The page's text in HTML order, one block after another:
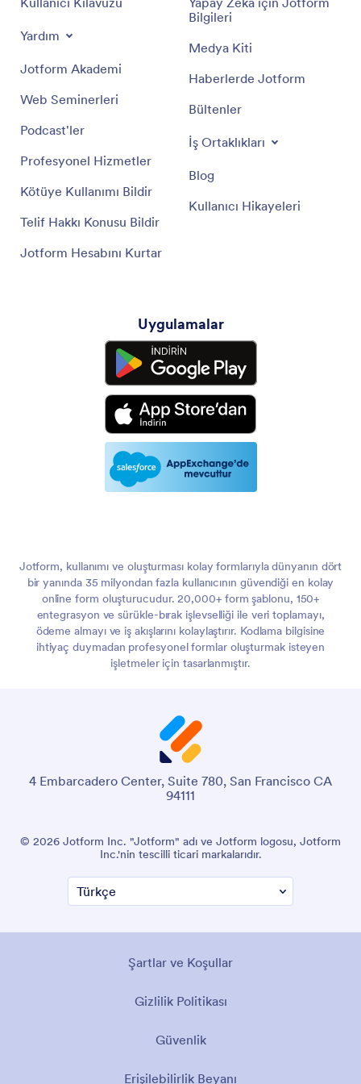
Yardım
Jotform Akademi
Web Seminerleri
Podcast'ler
Profesyonel Hizmetler
Kötüye Kullanımı Bildir
Telif Hakkı Konusu Bildir
Jotform Hesabını Kurtar
Bilgileri
Medya Kiti
Haberlerde Jotform
Bültenler
İş Ortaklıkları
Blog
Kullanıcı Hikayeleri
Uygulamalar
Jotform, kullanımı ve oluşturması kolay formlarıyla dünyanın dört
bir yanında 35 milyondan fazla kullanıcının güvendiği en kolay
online form oluşturucudur. 20,000+ form şablonu, 150+
entegrasyon ve sürükle-bırak işlevselliği ile veri toplamayı,
ödeme almayı ve iş akışlarını kolaylaştırır. Kodlama bilgisine
ihtiyaç duymadan profesyonel formlar oluşturmak isteyen
işletmeler için tasarlanmıştır.
4 Embarcadero Center, Suite 780, San Francisco CA
94111
© 2026 Jotform Inc. "Jotform" adı ve Jotform logosu, Jotform
Inc.'nin tescilli ticari markalarıdır.
Şartlar ve Koşullar
Gizlilik Politikası
Güvenlik
Erişilebilirlik Beyanı